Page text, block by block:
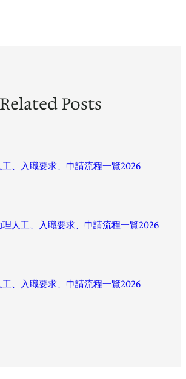
Related Posts
、入職要求、申請流程一覽2026
人工、入職要求、申請流程一覽2026
、入職要求、申請流程一覽2026